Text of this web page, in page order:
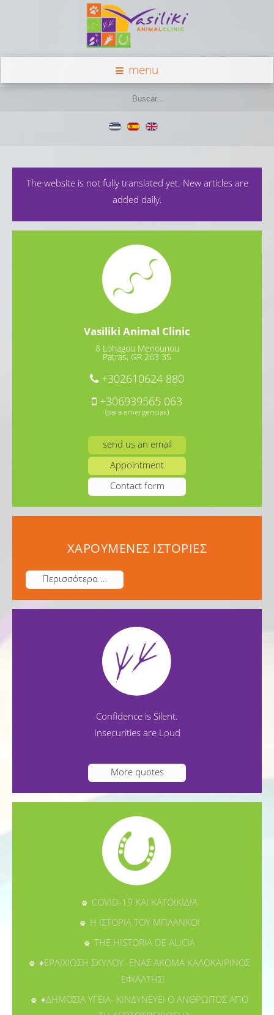
menu
The website is not fully translated yet. New articles are
added daily.
Vasiliki Animal Clinic
8 Lohagou Menounou
Patras, GR 263 35
+302610624 880
+306939565 063
(para emergencias)
send us an email
Appointment
Contact form
ΧΑΡΟΥΜΕΝΕΣ ΙΣΤΟΡΙΕΣ
Περισσότερα ...
Confidence is Silent.
Insecurities are Loud
More quotes
COVID-19 ΚΑΙ ΚΑΤΟΙΚΙΔΙΑ
Η ΙΣΤΟΡΙΑ ΤΟΥ ΜΠΛΑΝΚΟ!
THE HISTORIA DE ALICIA
♦ΕΡΛΙΧΙΩΣΗ ΣΚΥΛΟΥ -ΕΝΑΣ ΑΚΟΜΑ ΚΑΛΟΚΑΙΡΙΝΟΣ
ΕΦΙΑΛΤΗΣ!
♦ΔΗΜΟΣΙΑ ΥΓΕΙΑ- ΚΙΝΔΥΝΕΥΕΙ Ο ΑΝΘΡΩΠΟΣ ΑΠΟ